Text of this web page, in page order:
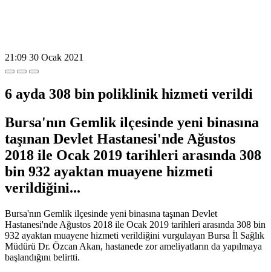
21:09 30 Ocak 2021
6 ayda 308 bin poliklinik hizmeti verildi
Bursa'nın Gemlik ilçesinde yeni binasına
taşınan Devlet Hastanesi'nde Ağustos
2018 ile Ocak 2019 tarihleri arasında 308
bin 932 ayaktan muayene hizmeti
verildiğini...
Bursa'nın Gemlik ilçesinde yeni binasına taşınan Devlet
Hastanesi'nde Ağustos 2018 ile Ocak 2019 tarihleri arasında 308 bin
932 ayaktan muayene hizmeti verildiğini vurgulayan Bursa İl Sağlık
Müdürü Dr. Özcan Akan, hastanede zor ameliyatların da yapılmaya
başlandığını belirtti.